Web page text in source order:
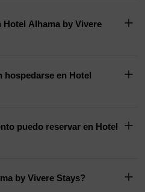
Hotel Alhama by Vivere
hospedarse en Hotel
puedo reservar en Hotel
by Vivere Stays?